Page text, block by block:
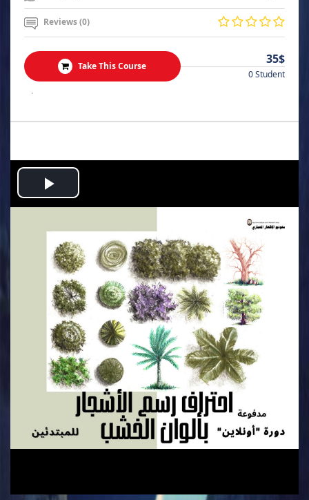
Reviews (0)
Take This Course 35$
0 Student
.
Play
Video